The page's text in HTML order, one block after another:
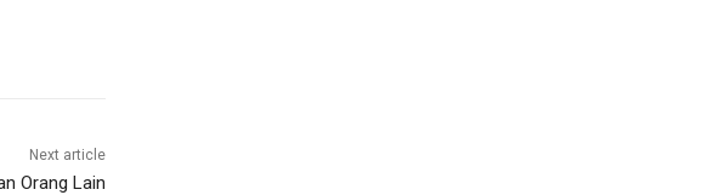
Next article
Orang Lain